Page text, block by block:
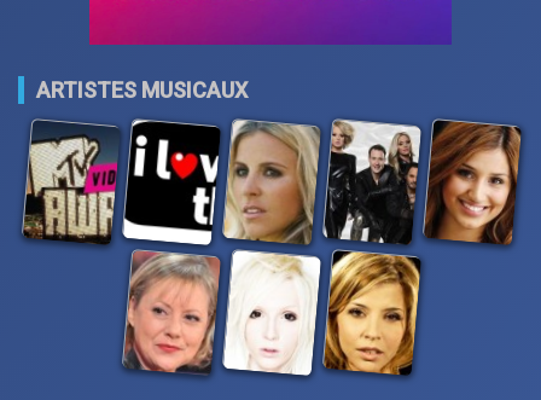
ARTISTES MUSICAUX